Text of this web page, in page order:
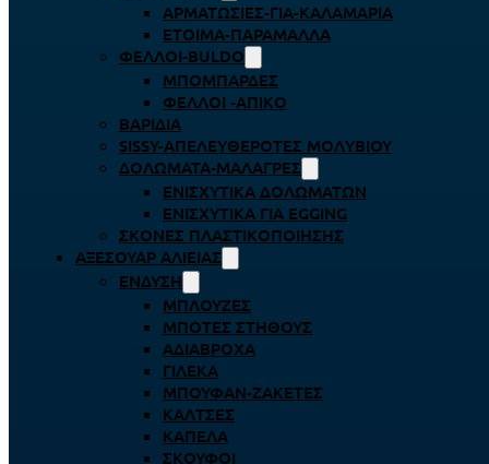
ΑΡΜΑΤΩΣΙΈΣ-ΓΙΑ-ΚΑΛΑΜΆΡΙΑ
ΈΤΟΙΜΑ-ΠΑΡΆΜΑΛΛΑ
ΦΕΛΛΟΊ-BULDO
ΜΠΟΜΠΆΡΔΕΣ
ΦΕΛΛΟΊ -ΑΠΊΚΟ
ΒΑΡΊΔΙΑ
SISSY-ΑΠΕΛΕΥΘΕΡΟΤΈΣ ΜΟΛΥΒΙΟΎ
ΔΟΛΏΜΑΤΑ-ΜΑΛΆΓΡΕΣ
ΕΝΙΣΧΥΤΙΚΆ ΔΟΛΩΜΆΤΩΝ
ΕΝΙΣΧΥΤΙΚΆ ΓΙΑ EGGING
ΣΚΌΝΕΣ ΠΛΑΣΤΙΚΟΠΟΊΗΣΗΣ
ΑΞΕΣΟΥΆΡ ΑΛΙΕΊΑΣ
ΈΝΔΥΣΗ
ΜΠΛΟΎΖΕΣ
ΜΠΌΤΕΣ ΣΤΉΘΟΥΣ
ΑΔΙΆΒΡΟΧΑ
ΓΙΛΈΚΑ
ΜΠΟΥΦΆΝ-ΖΑΚΈΤΕΣ
ΚΆΛΤΣΕΣ
ΚΑΠΈΛΑ
ΣΚΟΎΦΟΙ